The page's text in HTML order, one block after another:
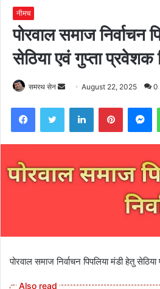
नीमच
पोरवाल समाज निर्वाचन
सेठिया एवं गुप्ता प्रवेशक
समरथ सेन
Send
email
August 22, 2025 0
FacebookTwitter LinkedInPinterest
पोरवाल समाज निर्वाचन पिपलिया मंडी हेतु